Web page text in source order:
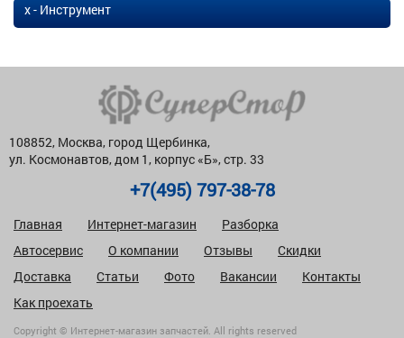
х - Инструмент
108852, Москва, город Щербинка,
ул. Космонавтов, дом 1, корпус «Б», стр. 33
+7(495) 797-38-78
Главная Интернет-магазин
Разборка
Автосервис
О компании Отзывы
Скидки
Доставка
Статьи Фото Вакансии
Контакты
Как проехать
Copyright © Интернет-магазин запчастей. All rights reserved